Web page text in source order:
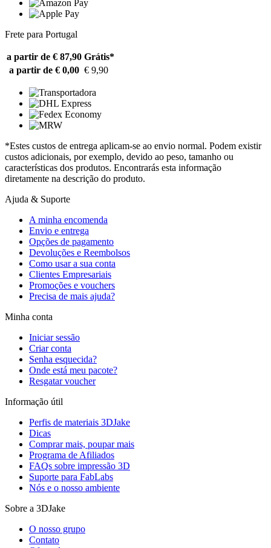
Frete para Portugal
a partir de € 87,90 Grátis*
a partir de € 0,00 € 9,90
*Estes custos de entrega aplicam-se ao envio normal. Podem existir
custos adicionais, por exemplo, devido ao peso, tamanho ou
características dos produtos. Encontrarás esta informação
diretamente na descrição do produto.
Ajuda & Suporte
A minha encomenda
Envio e entrega
Opções de pagamento
Devoluções e Reembolsos
Como usar a sua conta
Clientes Empresariais
Promoções e vouchers
Precisa de mais ajuda?
Minha conta
Iniciar sessão
Criar conta
Senha esquecida?
Onde está meu pacote?
Resgatar voucher
Informação útil
Perfis de materiais 3DJake
Dicas
Comprar mais, poupar mais
Programa de Afiliados
FAQs sobre impressão 3D
Suporte para FabLabs
Nós e o nosso ambiente
Sobre a 3DJake
O nosso grupo
Contato